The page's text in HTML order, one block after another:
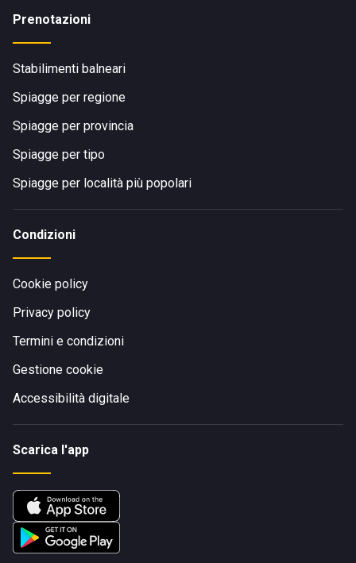
Prenotazioni
Stabilimenti balneari
Spiagge per regione
Spiagge per provincia
Spiagge per tipo
Spiagge per località più popolari
Condizioni
Cookie policy
Privacy policy
Termini e condizioni
Gestione cookie
Accessibilità digitale
Scarica l'app